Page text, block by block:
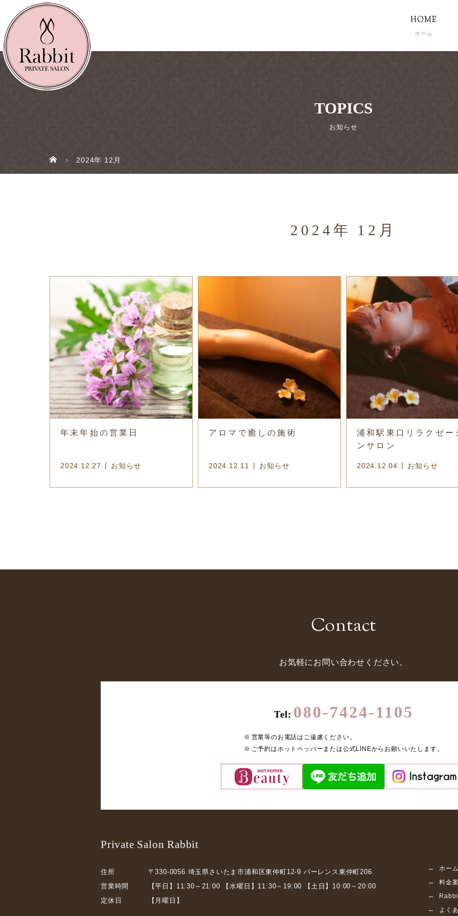
HOME
TOPICS
お知らせ
2024年 12月
2024年 12月
年末年始の営業日
2024.12.27 お知らせ
アロマで癒しの施術
2024.12.11 お知らせ
浦和駅東口リラクゼー
ンサロン
2024.12.04 お知らせ
Contact
お気軽にお問い合わせください。
Tel: 080-7424-1105
営業等のお電話はご遠慮ください。
ご予約はホットペッパーまたは公式LINEからお願いいたします。
Private Salon Rabbit
住所 〒330-0056 埼玉県さいたま市浦和区東仲町12-9 パーレンス東仲町206
営業時間
【平日】11:30～21:00 【水曜日】11:30～19:00
【土日】10:00～20:00
定休日
【月曜日】
ホー
料金
よく